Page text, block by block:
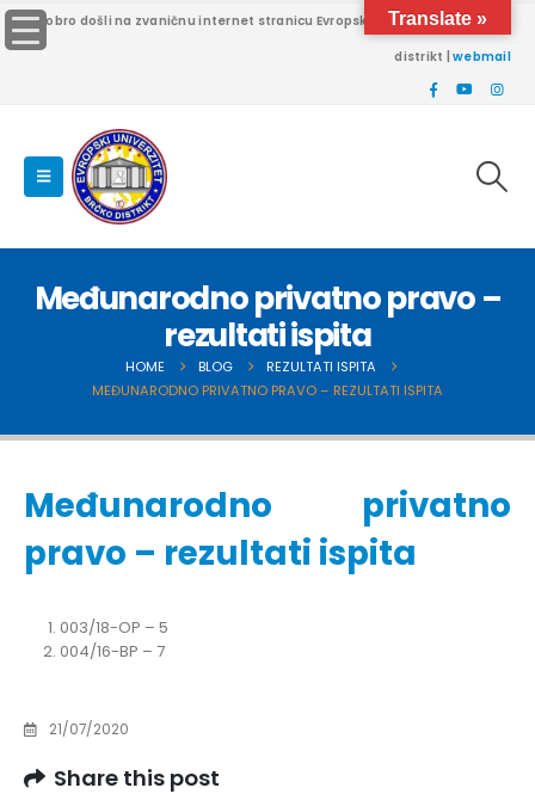
Dobro došli na zvaničnu internet stranicu Evropskog univerziteta Brčko
distrikt |webmail
Međunarodno privatno pravo –
rezultati ispita
HOME BLOG
REZULTATI ISPITA
MEĐUNARODNO PRIVATNO PRAVO – REZULTATI ISPITA
Međunarodno privatno
pravo – rezultati ispita
003/18-OP – 5
004/16-BP – 7
21/07/2020
Share this post
Translate »